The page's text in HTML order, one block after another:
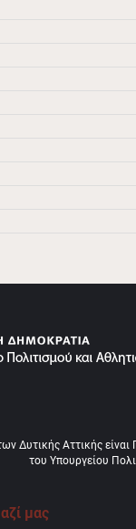
Δυτικής Αττικής είναι
του Υπουργείου
μας